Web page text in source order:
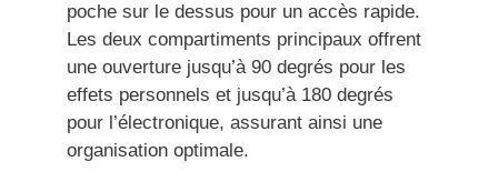
poche sur le dessus pour un accès rapide.
Les deux compartiments principaux offrent
une ouverture jusqu’à 90 degrés pour les
effets personnels et jusqu’à 180 degrés
pour l’électronique, assurant ainsi une
organisation optimale.